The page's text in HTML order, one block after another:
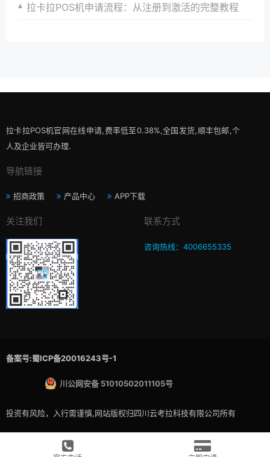
拉卡拉POS机申请流程：从注册到激活的完整教程
拉卡拉POS机官网在线申请,费率低至0.38%,全国发货,顺丰包邮,个
人及企业皆可办理.
导航链接
招商政策 产品中心 APP下载
关注我们 联系方式
咨询热线：4006655335
备案号:蜀ICP备20016243号-1
川公网安备 51010502011105号
投资有风险，入行需谨慎,网站版权归四川云考拉科技有限公司所有